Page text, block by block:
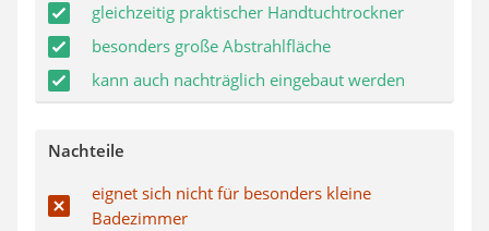
gleichzeitig praktischer Handtuchtrockner
besonders große Abstrahlfläche
kann auch nachträglich eingebaut werden
Nachteile
eignet sich nicht für besonders kleine
Badezimmer